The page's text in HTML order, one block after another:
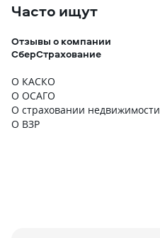
Часто ищут
Отзывы о компании
СберСтрахование
О КАСКО
О ОСАГО
О страховании недвижимости
О ВЗР